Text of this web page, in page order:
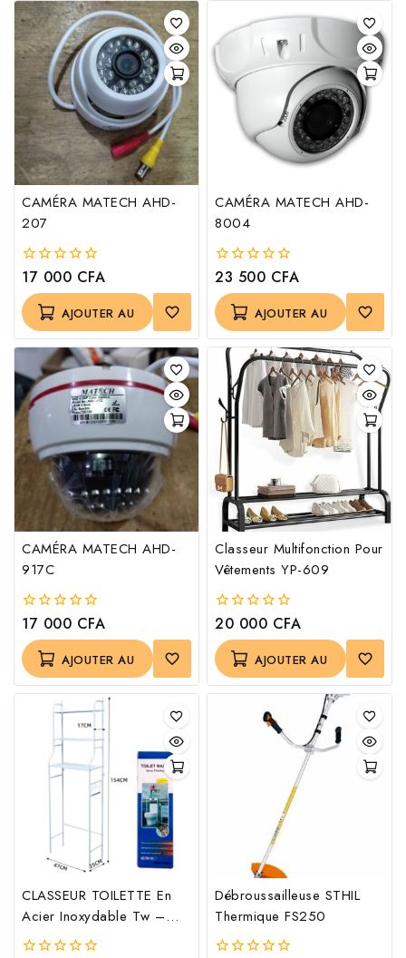
CAMÉRA MATECH AHD-
207
0
out
of
5
17 000 CFA
AJOUTER AU
PANIER
CAMÉRA MATECH AHD-
8004
0
out
of
5
23 500 CFA
AJOUTER AU
PANIER
CAMÉRA MATECH AHD-
917C
0
out
of
5
17 000 CFA
AJOUTER AU
PANIER
Classeur Multifonction Pour
Vêtements YP-609
0
out
of
5
20 000 CFA
AJOUTER AU
PANIER
CLASSEUR TOILETTE En
Acier Inoxydable Tw –
102
Débroussailleuse STHIL
Thermique FS250